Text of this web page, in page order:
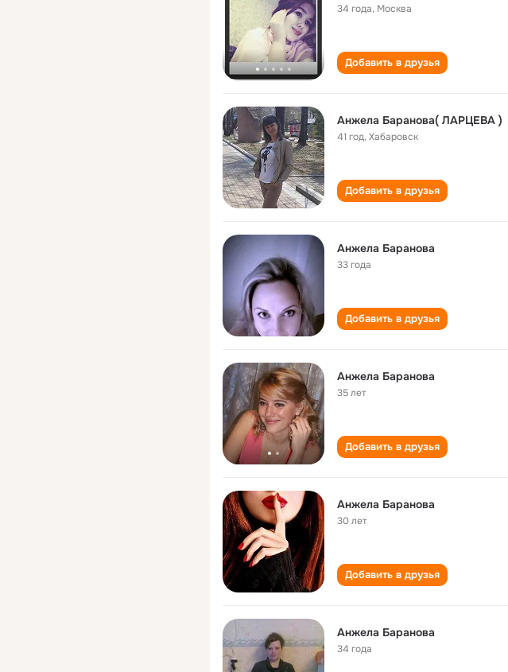
34 года, Москва
Добавить в друзья
Анжела Баранова( ЛАРЦЕВА )
41 год,Хабаровск
Добавить в друзья
Анжела Баранова
33 года
Добавить в друзья
Анжела Баранова
35 лет
Добавить в друзья
Анжела Баранова
30 лет
Добавить в друзья
Анжела Баранова
34 года